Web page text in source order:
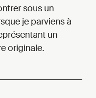
sous un
je parviens à
un
originale.